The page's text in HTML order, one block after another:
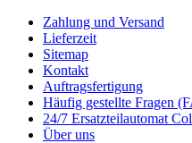
Zahlung und Versand
Lieferzeit
Sitemap
Kontakt
Auftragsfertigung
Häufig gestellte Fragen
24/7 Ersatzteilautomat
Über uns